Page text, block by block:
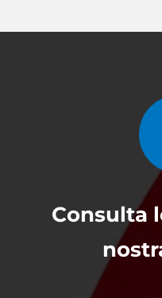
Consulta